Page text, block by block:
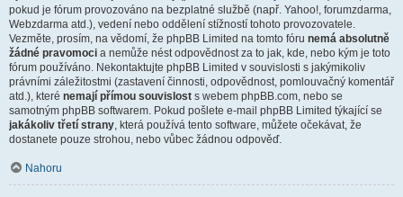
pokud je fórum provozováno na bezplatné službě (např. Yahoo!, forumzdarma,
Webzdarma atd.), vedení nebo oddělení stížností tohoto provozovatele.
Vezměte, prosím, na vědomí, že phpBB Limited na tomto fóru nemá absolutně
žádné pravomoci a nemůže nést odpovědnost za to jak, kde, nebo kým je toto
fórum používáno. Nekontaktujte phpBB Limited v souvislosti s jakýmikoliv
právními záležitostmi (zastavení činnosti, odpovědnost, pomlouvačný komentář
atd.), které nemají přímou souvislost s webem phpBB.com, nebo se
samotným phpBB softwarem. Pokud pošlete e-mail phpBB Limited týkající se
jakákoliv třetí strany, která používá tento software, můžete očekávat, že
dostanete pouze strohou, nebo vůbec žádnou odpověď.
Nahoru